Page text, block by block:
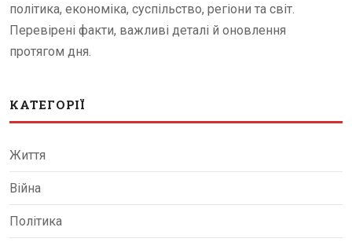
політика, економіка, суспільство, регіони та світ.
Перевірені факти, важливі деталі й оновлення
протягом дня.
КАТЕГОРІЇ
Життя
Війна
Політика